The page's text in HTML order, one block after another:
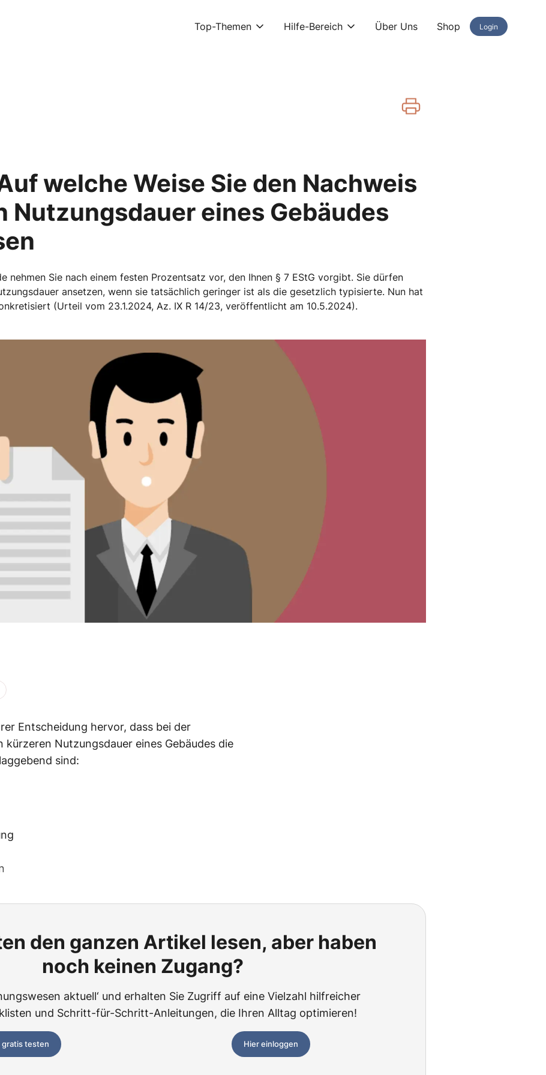
Top-Themen Hilfe-Bereich Über Uns Shop Login
welche Weise Sie den Nachweis
Nutzungsdauer eines Gebäudes
nehmen Sie nach einem festen Prozentsatz vor, den Ihnen § 7 EStG vorgibt. Sie dürfen
ansetzen, wenn sie tatsächlich geringer ist als die gesetzlich typisierte. Nun hat
(Urteil vom 23.1.2024, Az. IX R 14/23, veröffentlicht am 10.5.2024).
Entscheidung hervor, dass bei der
Nutzungsdauer eines Gebäudes die
sind:
den ganzen Artikel lesen, aber haben
noch keinen Zugang?
aktuell‘ und erhalten Sie Zugriff auf eine Vielzahl hilfreicher
und Schritt-für-Schritt-Anleitungen, die Ihren Alltag optimieren!
testen Hier einloggen